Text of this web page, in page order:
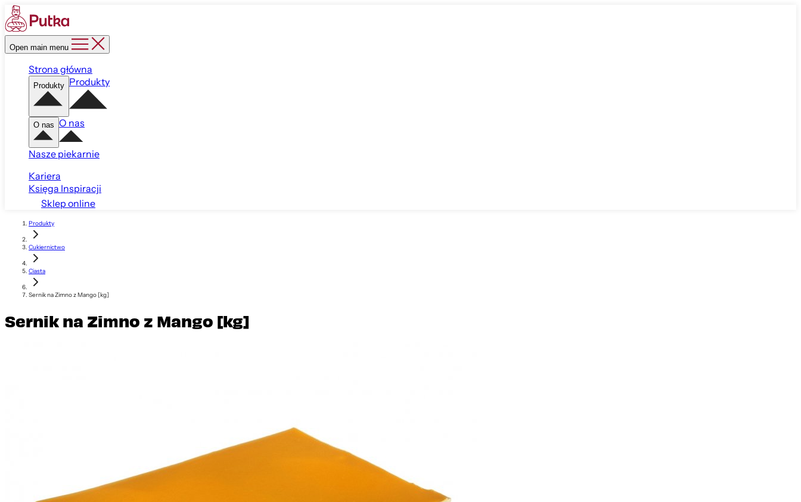
Open main menu
Strona główna
Produkty Produkty
O nas O nas
Nasze piekarnie
Kariera
Księga Inspiracji
Sklep online
Produkty
Cukiernictwo
Ciasta
Sernik na Zimno z Mango [kg]
Sernik na Zimno z Mango [kg]